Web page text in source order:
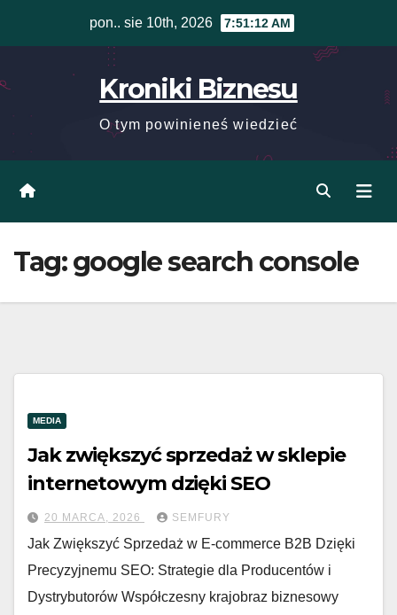
pon.. sie 10th, 2026 7:51:12 AM
Kroniki Biznesu
O tym powinieneś wiedzieć
Tag:google search console
MEDIA
Jak zwiększyć sprzedaż w sklepie
internetowym dzięki SEO
20 MARCA, 2026 SEMFURY
Jak Zwiększyć Sprzedaż w E-commerce B2B Dzięki
Precyzyjnemu SEO: Strategie dla Producentów i
Dystrybutorów Współczesny krajobraz biznesowy